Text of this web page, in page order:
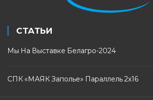
СТАТЬИ
Мы На Выставке Белагро-2024
СПК «МАЯК Заполье» Параллель 2х16